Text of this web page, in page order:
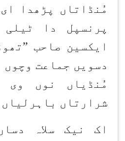
مُنڈاتاں پڑھدا
پرنسپل دا
ایکسین صاحب ”
دسویں جماعت وچوں
مُنڈیاں نوں
شرارتاں باہرلیاں
اک نیک سلاہ